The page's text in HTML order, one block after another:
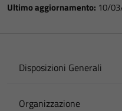
Ultimo aggiornamento: 10/
Disposizioni Generali
Organizzazione